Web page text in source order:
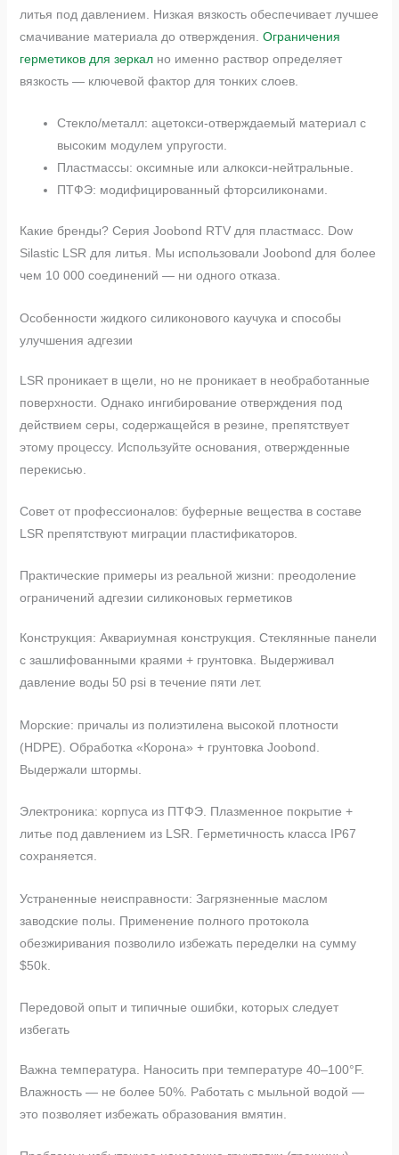
литья под давлением. Низкая вязкость обеспечивает лучшее
смачивание материала до отверждения. Ограничения
герметиков для зеркално именно раствор определяет
вязкость — ключевой фактор для тонких слоев.
Стекло/металл: ацетокси-отверждаемый материал с
высоким модулем упругости.
Пластмассы: оксимные или алкокси-нейтральные.
ПТФЭ: модифицированный фторсиликонами.
Какие бренды? Серия Joobond RTV для пластмасс. Dow
Silastic LSR для литья. Мы использовали Joobond для более
чем 10 000 соединений — ни одного отказа.
Особенности жидкого силиконового каучука и способы
улучшения адгезии
LSR проникает в щели, но не проникает в необработанные
поверхности. Однако ингибирование отверждения под
действием серы, содержащейся в резине, препятствует
этому процессу. Используйте основания, отвержденные
перекисью.
Совет от профессионалов: буферные вещества в составе
LSR препятствуют миграции пластификаторов.
Практические примеры из реальной жизни: преодоление
ограничений адгезии силиконовых герметиков
Конструкция: Аквариумная конструкция. Стеклянные панели
с зашлифованными краями + грунтовка. Выдерживал
давление воды 50 psi в течение пяти лет.
Морские: причалы из полиэтилена высокой плотности
(HDPE). Обработка «Корона» + грунтовка Joobond.
Выдержали штормы.
Электроника: корпуса из ПТФЭ. Плазменное покрытие +
литье под давлением из LSR. Герметичность класса IP67
сохраняется.
Устраненные неисправности: Загрязненные маслом
заводские полы. Применение полного протокола
обезжиривания позволило избежать переделки на сумму
$50k.
Передовой опыт и типичные ошибки, которых следует
избегать
Важна температура. Наносить при температуре 40–100°F.
Влажность — не более 50%. Работать с мыльной водой —
это позволяет избежать образования вмятин.